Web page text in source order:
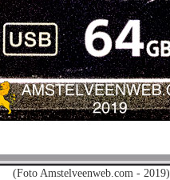
(Foto Amstelveenweb.com - 2019)